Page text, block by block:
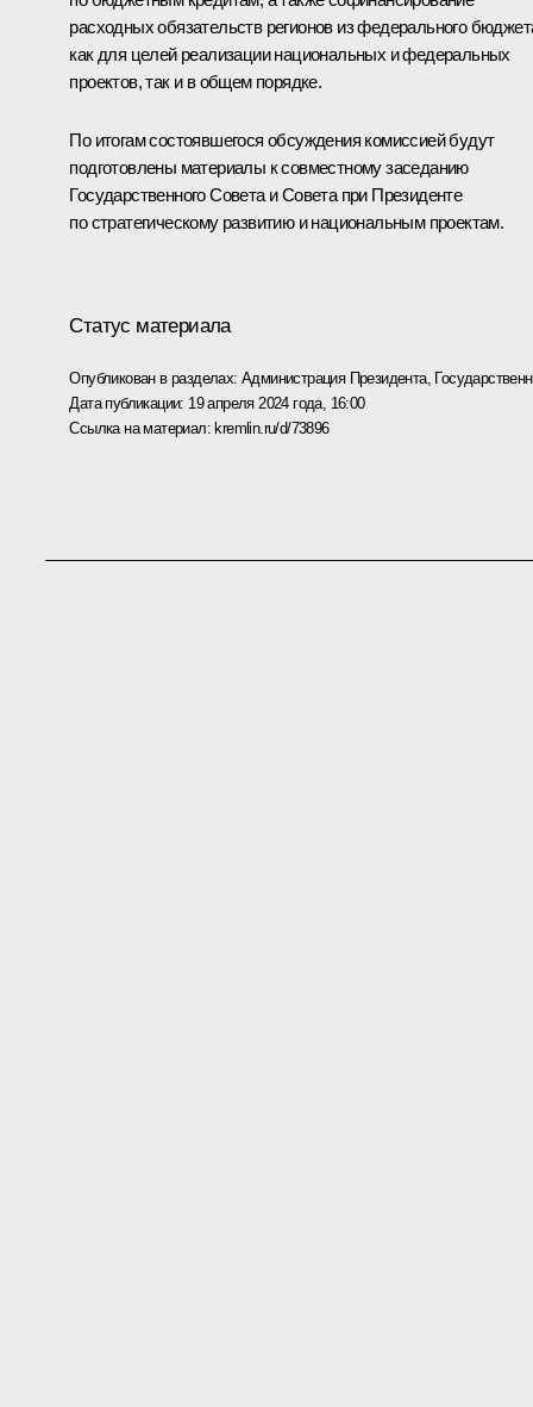
расходных обязательств регионов из федерального
как для целей реализации национальных и федеральных
проектов, так и в общем порядке.
По итогам состоявшегося обсуждения комиссией будут
подготовлены материалы к совместному заседанию
Государственного Совета и Совета при Президенте
по стратегическому развитию и национальным проектам.
Статус материала
Опубликован в разделах: Администрация Президента,
Дата публикации: 19 апреля 2024 года, 16:00
Ссылка на материал: kremlin.ru/d/73896